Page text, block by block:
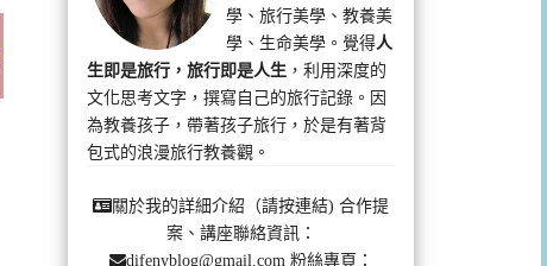
學、旅行美學、教養美
學、生命美學。覺得人
生即是旅行，旅行即是人生 ，利用深度的
文化思考文字，撰寫自己的旅行記錄。因
為教養孩子，帶著孩子旅行，於是有著背
包式的浪漫旅行教養觀。
關於我的詳細介紹（請按連結) 合作提
案、講座聯絡資訊：
difenyblog@gmail.com粉絲專頁：